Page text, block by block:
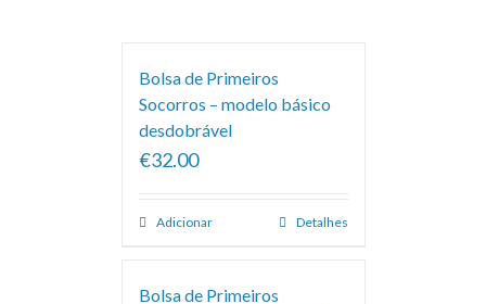
Bolsa de Primeiros
Socorros – modelo básico
desdobrável
€32.00
Adicionar Detalhes
Bolsa de Primeiros